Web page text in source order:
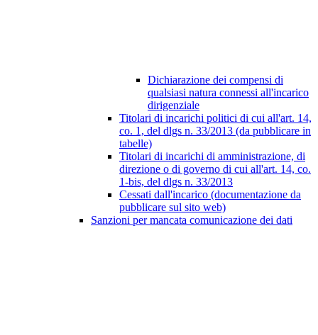
Dichiarazione dei compensi di
qualsiasi natura connessi all'incarico
dirigenziale
Titolari di incarichi politici di cui all'art. 14,
co. 1, del dlgs n. 33/2013 (da pubblicare in
tabelle)
Titolari di incarichi di amministrazione, di
direzione o di governo di cui all'art. 14, co.
1-bis, del dlgs n. 33/2013
Cessati dall'incarico (documentazione da
pubblicare sul sito web)
Sanzioni per mancata comunicazione dei dati